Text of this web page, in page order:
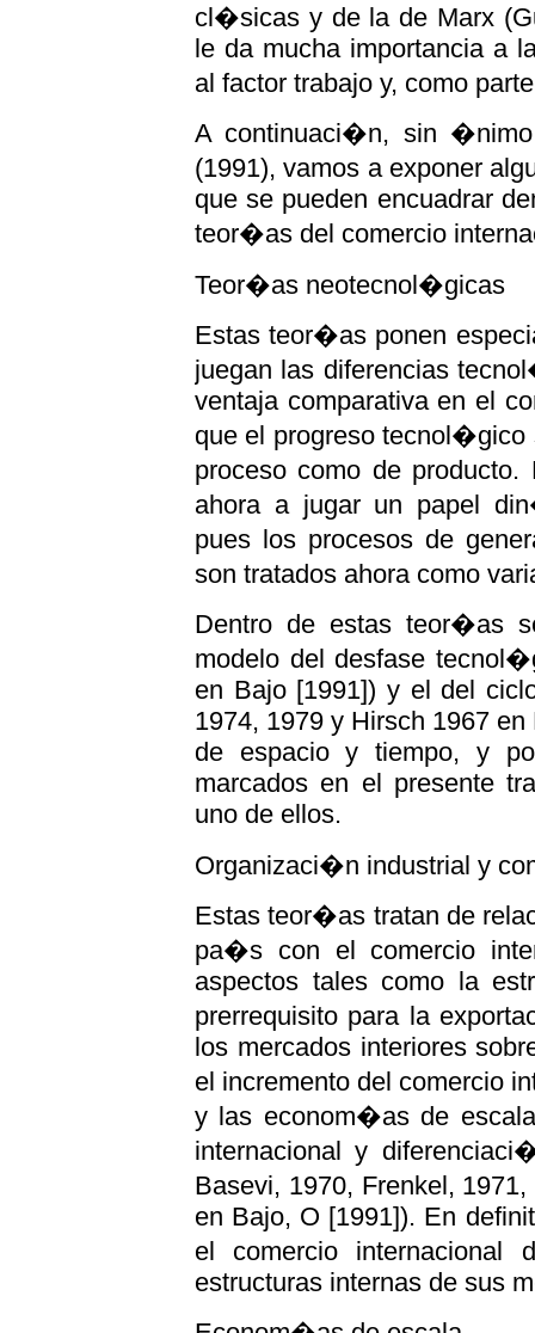
cl�sicas y de la de Marx
le da mucha importancia a
al factor trabajo y, como
A continuaci�n, sin
(1991), vamos a exponer
que se pueden encuadrar
teor�as del comercio
Teor�as neotecnol�gicas
Estas teor�as ponen
juegan las diferencias
ventaja comparativa en el
que el progreso tecnol�gico
proceso como de
ahora a jugar un papel
pues los procesos de
son tratados ahora como
Dentro de estas teor�as
modelo del desfase
en Bajo [1991]) y el del
1974, 1979 y Hirsch 1967
de espacio y tiempo, y
marcados en el presente
uno de ellos.
Organizaci�n industrial y
Estas teor�as tratan de
pa�s con el comercio
aspectos tales como la
prerrequisito para la
los mercados interiores
el incremento del comercio
y las econom�as de
internacional y
Basevi, 1970, Frenkel,
en Bajo, O [1991]). En
el comercio
estructuras internas de sus